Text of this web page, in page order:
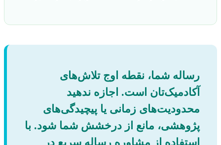
رساله شما، نقطه اوج تلاش‌های
آکادمیک‌تان است. اجازه ندهید
محدودیت‌های زمانی یا پیچیدگی‌های
پژوهشی، مانع از درخشش شما شود. با
استفاده از مشاوره رساله سریع در